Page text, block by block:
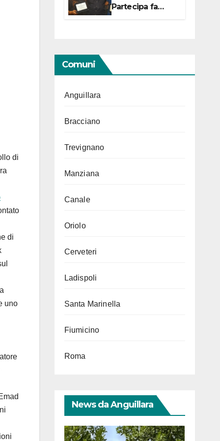
di
di
uno
Partecipa fa
centro con due
Comuni
Anguillara
Bracciano
Trevignano
Manziana
Canale
Oriolo
Cerveteri
Ladispoli
Santa Marinella
Fiumicino
Roma
News da Anguillara